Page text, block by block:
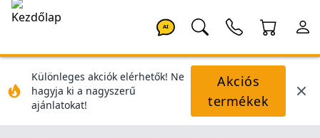
AI
Különleges akciók elérhetők! Ne
hagyja ki a nagyszerű
ajánlatokat!
Akciós
termékek